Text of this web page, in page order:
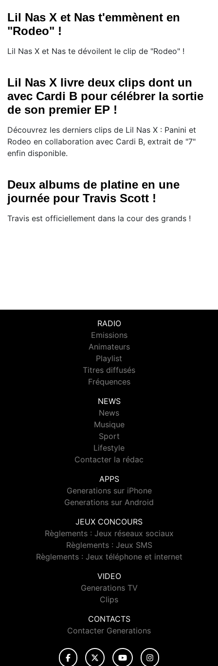
Lil Nas X et Nas t'emmènent en
"Rodeo" !
Lil Nas X et Nas te dévoilent le clip de "Rodeo" !
Lil Nas X livre deux clips dont un
avec Cardi B pour célébrer la sortie
de son premier EP !
Découvrez les derniers clips de Lil Nas X : Panini et
Rodeo en collaboration avec Cardi B, extrait de "7"
enfin disponible.
Deux albums de platine en une
journée pour Travis Scott !
​Travis est officiellement dans la cour des grands !
RADIO
Emissions
Animateurs
Playlist
Titres diffusés
Fréquences
NEWS
News
Musique
Sport
Lifestyle
Contacter la rédac
APPS
Generations sur iPhone
Generations sur Android
JEUX CONCOURS
Règlements : Jeux réseaux sociaux
Règlements : Jeux SMS
Règlements : Jeux téléphone et internet
VIDEO
Generations TV
Clips
CONTACTS
Contacter Generations